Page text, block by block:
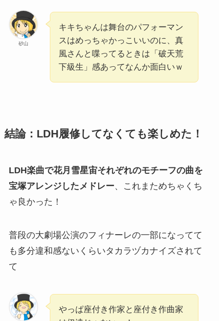
砂山
キキちゃんは舞台のパフォーマン
スはめっちゃかっこいいのに、真
風さんと喋ってるときは「破天荒
下級生」感あってなんか面白いｗ
結論：LDH履修してなくても楽しめた！
LDH楽曲で花月雪星宙それぞれのモチーフの曲を
宝塚アレンジしたメドレー、これまためちゃくち
ゃ良かった！
普段の大劇場公演のフィナーレの一部になってて
も多分違和感ないくらいタカラヅカナイズされて
て
やっぱ座付き作家と座付き作曲家